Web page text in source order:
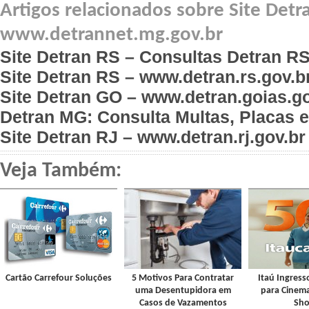
Artigos relacionados sobre Site
www.detrannet.mg.gov.br
Site Detran RS – Consultas Detran
Site Detran RS –
Site Detran GO –
Detran MG: Consulta Multas, Placas
Site Detran RJ – www.detran.rj.gov.br
Veja Também:
Cartão Carrefour Soluções
5 Motivos Para Contratar
uma Desentupidora em
Casos de Vazamentos
Itaú
para